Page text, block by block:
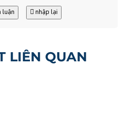
luận nhập lại
LIÊN QUAN